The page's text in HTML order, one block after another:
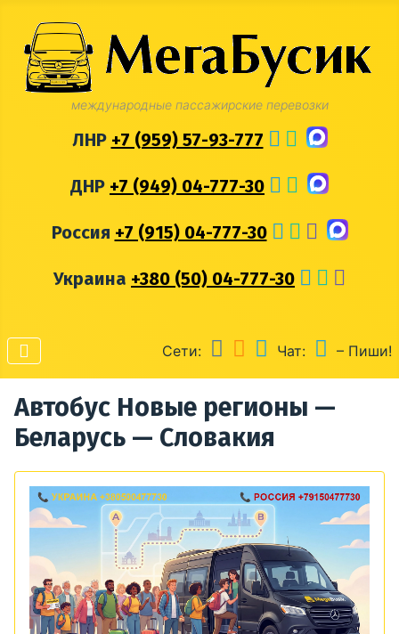
международные пассажирские перевозки
ЛНР +7 (959) 57-93-777
ДНР +7 (949) 04-777-30
Россия +7 (915) 04-777-30
Украина +380 (50) 04-777-30
Сети: Чат: – Пиши!
Автобус Новые регионы —
Беларусь — Словакия